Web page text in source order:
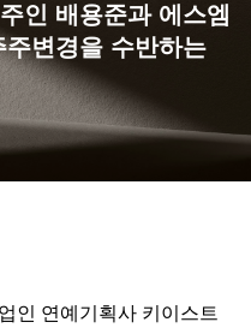
인 배용준과 에스엠
변경을 수반하는
인 연예기획사 키이스트